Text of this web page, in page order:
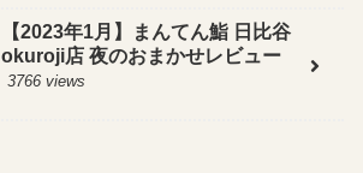
【2023年1月】まんてん鮨 日比谷
okuroji店 夜のおまかせレビュー
3766 views